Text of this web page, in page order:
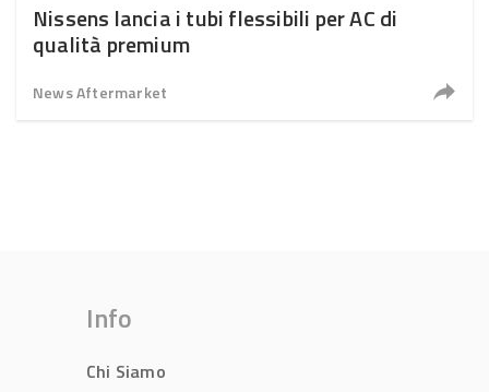
Nissens lancia i tubi flessibili per AC di
qualità premium
News Aftermarket
Info
Chi Siamo